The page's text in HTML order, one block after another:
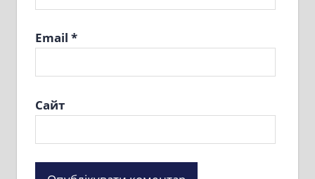
Email *
Сайт